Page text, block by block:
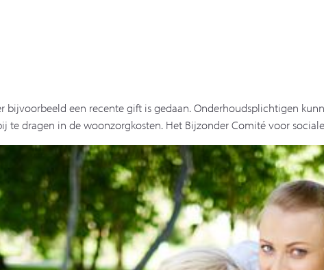
bijvoorbeeld een recente gift is gedaan. Onderhoudsplichtigen
dragen in de woonzorgkosten. Het Bijzonder Comité voor